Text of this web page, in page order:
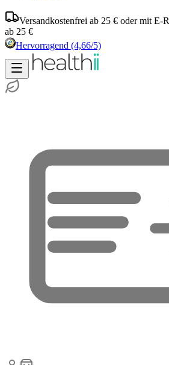
Versandkostenfrei ab 25 € oder mit E-
ab 25 €
Hervorragend (4,66/5)